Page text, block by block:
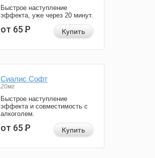
Быстрое наступление
эффекта, уже через 20 минут.
от 65Р Купить
Сиалис Софт
20мг
Быстрое наступление
эффекта и совместимость с
алкоголем.
от 65Р Купить